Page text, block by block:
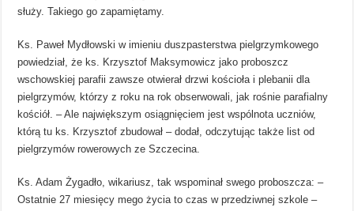
służy. Takiego go zapamiętamy.
Ks. Paweł Mydłowski w imieniu duszpasterstwa pielgrzymkowego
powiedział, że ks. Krzysztof Maksymowicz jako proboszcz
wschowskiej parafii zawsze otwierał drzwi kościoła i plebanii dla
pielgrzymów, którzy z roku na rok obserwowali, jak rośnie parafialny
kościół. – Ale największym osiągnięciem jest wspólnota uczniów,
którą tu ks. Krzysztof zbudował – dodał, odczytując także list od
pielgrzymów rowerowych ze Szczecina.
Ks. Adam Żygadło, wikariusz, tak wspominał swego proboszcza: –
Ostatnie 27 miesięcy mego życia to czas w przedziwnej szkole –